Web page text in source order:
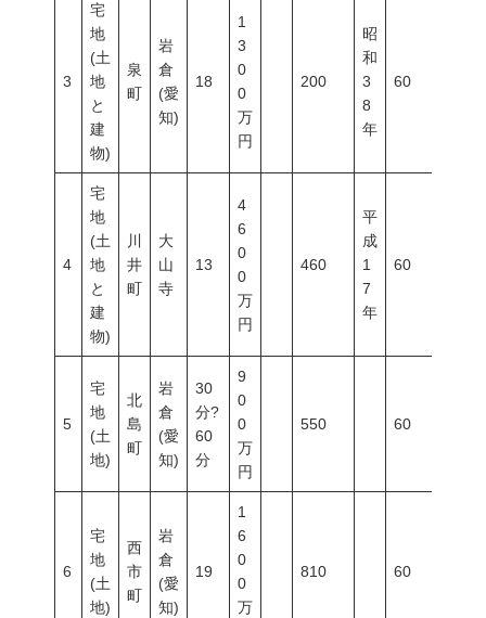
3
宅
地
(土
地
と
建
物)
泉
町
岩
倉
(愛
知)
18
1
3
0
0
万
円
200
昭
和
3
8
年
60
4
宅
地
(土
地
と
建
物)
川
井
町
大
山
寺
13
4
6
0
0
万
円
460
平
成
1
7
年
60
5
宅
地
(土
地)
北
島
町
岩
倉
(愛
知)
30
分?
60
分
9
0
0
万
円
550 60
6
宅
地
(土
地)
西
市
町
岩
倉
(愛
知)
19
1
6
0
0
万
810 60